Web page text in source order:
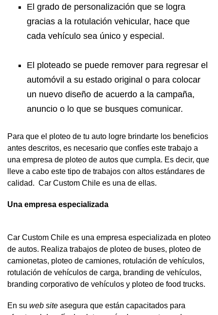
El grado de personalización que se logra
gracias a la rotulación vehicular, hace que
cada vehículo sea único y especial.
El ploteado se puede remover para regresar el
automóvil a su estado original o para colocar
un nuevo diseño de acuerdo a la campaña,
anuncio o lo que se busques comunicar.
Para que el ploteo de tu auto logre brindarte los beneficios
antes descritos, es necesario que confíes este trabajo a
una empresa de ploteo de autos que cumpla. Es decir, que
lleve a cabo este tipo de trabajos con altos estándares de
calidad. Car Custom Chile es una de ellas.
Una empresa especializada
Car Custom Chile es una empresa especializada en ploteo
de autos. Realiza trabajos de ploteo de buses, ploteo de
camionetas, ploteo de camiones, rotulación de vehículos,
rotulación de vehículos de carga, branding de vehículos,
branding corporativo de vehículos y ploteo de food trucks.
En su web site asegura que están capacitados para